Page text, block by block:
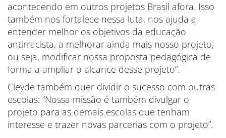
acontecendo em outros projetos Brasil afora. Isso
também nos fortalece nessa luta, nos ajuda a
entender melhor os objetivos da educação
antirracista, a melhorar ainda mais nosso projeto,
ou seja, modificar nossa proposta pedagógica de
forma a ampliar o alcance desse projeto”.
Cleyde também quer dividir o sucesso com outras
escolas: “Nossa missão é também divulgar o
projeto para as demais escolas que tenham
interesse e trazer novas parcerias com o projeto”.